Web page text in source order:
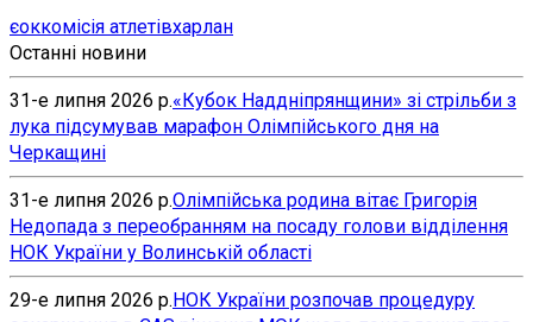
єоккомісія атлетівхарлан
Останні новини
31-е липня 2026 р.«Кубок Наддніпрянщини» зі стрільби з
лука підсумував марафон Олімпійського дня на
Черкащині
31-е липня 2026 р.Олімпійська родина вітає Григорія
Недопада з переобранням на посаду голови відділення
НОК України у Волинській області
29-е липня 2026 р.НОК України розпочав процедуру